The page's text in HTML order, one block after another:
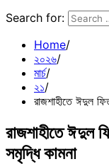
Search for:
Home
২০২৬
মার্চ
২১
রাজশাহীতে ঈদুল
রাজশাহীতে ঈদুল
সমৃদ্ধি কামনা